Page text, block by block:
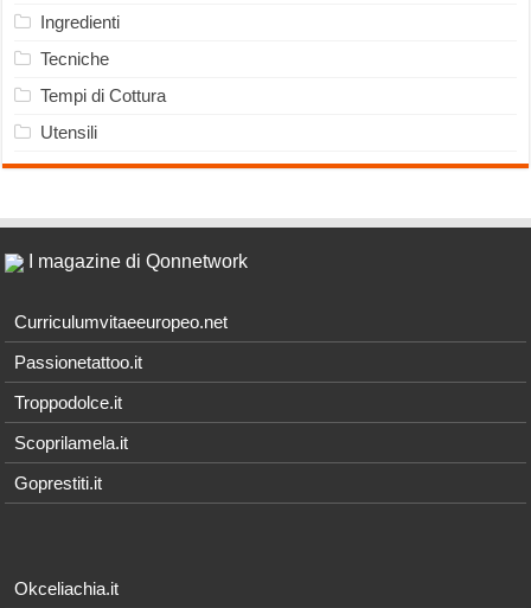
Ingredienti
Tecniche
Tempi di Cottura
Utensili
I magazine di Qonnetwork
Curriculumvitaeeuropeo.net
Passionetattoo.it
Troppodolce.it
Scoprilamela.it
Goprestiti.it
Okceliachia.it